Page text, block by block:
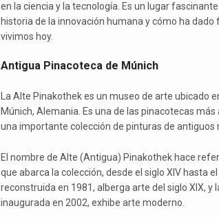
en la ciencia y la tecnología. Es un lugar
historia de la innovación humana y cómo ha
vivimos hoy.
Antigua Pinacoteca de Múnich
La Alte Pinakothek es un museo de arte ubicado
Múnich, Alemania. Es una de las pinacotecas
una importante colección de pinturas de antiguos
El nombre de Alte (Antigua) Pinakothek hace
que abarca la colección, desde el siglo XIV hasta
reconstruida en 1981, alberga arte del siglo XIX, y
inaugurada en 2002, exhibe arte moderno.